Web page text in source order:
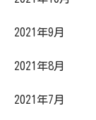
2021年9月
2021年8月
2021年7月